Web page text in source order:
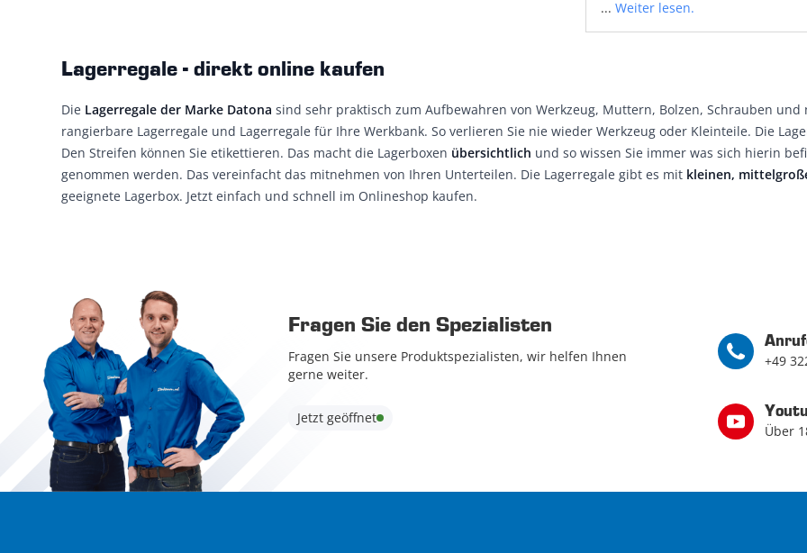
... Weiter lesen.
Lagerregale - direkt online kaufen
Die Lagerregale der Marke Datona sind sehr praktisch zum Aufbewahren von Werkzeug, Muttern, Bolzen, Schrauben
rangierbare Lagerregale und Lagerregale für Ihre Werkbank. So verlieren Sie nie wieder Werkzeug oder Kleinteile. Die
Den Streifen können Sie etikettieren. Das macht die Lagerboxen übersichtlich und so wissen Sie immer was sich hierin
genommen werden. Das vereinfacht das mitnehmen von Ihren Unterteilen. Die Lagerregale gibt es mit kleinen,
geeignete Lagerbox. Jetzt einfach und schnell im Onlineshop kaufen.
Fragen Sie den Spezialisten
Fragen Sie unsere Produktspezialisten, wir helfen Ihnen
gerne weiter.
Jetzt geöffnet
+49
Über